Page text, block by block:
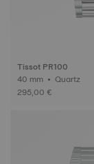
Tissot PR100
40 mm • Quartz
295,00 €